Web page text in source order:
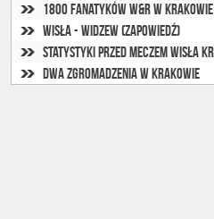
1800 fanatyków W&R w Krakowie
Wisła - Widzew (zapowiedź)
Statystyki przed meczem Wisła
Dwa zgromadzenia w Krakowie